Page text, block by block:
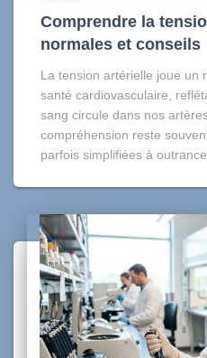
Comprendre la
normales et conseils
La tension artérielle joue un
santé cardiovasculaire,
sang circule dans nos
compréhension reste
parfois simplifiées à outrance